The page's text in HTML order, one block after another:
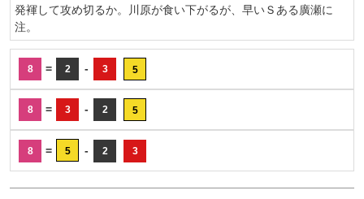
発褌して攻め切るか。川原が食い下がるが、早いＳある廣瀬に
注。
8 = 2 - 3 5
8 = 3 - 2 5
8 = 5 - 2 3